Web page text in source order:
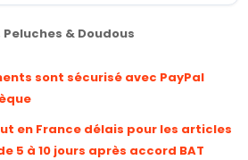
Peluches & Doudous
sont sécurisé avec PayPal
en France délais pour les articles
5 à 10 jours après accord BAT